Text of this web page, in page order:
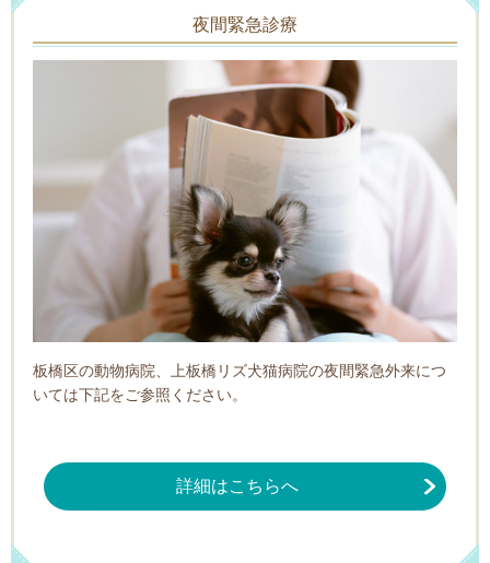
夜間緊急診療
板橋区の動物病院、上板橋リズ犬猫病院の夜間緊急外来につ
いては下記をご参照ください。
詳細はこちらへ